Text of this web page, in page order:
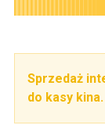
Sprzedaż
do kasy kina.